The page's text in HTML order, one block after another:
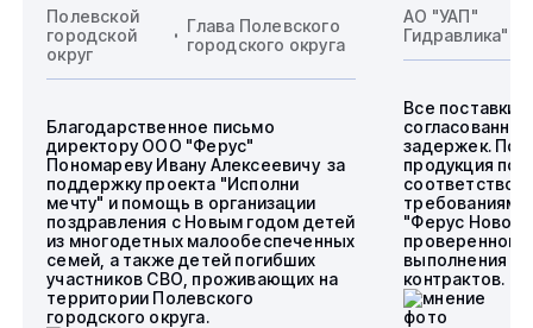
Полевской
городской
округ
Глава Полевского
городского округа
Благодарственное письмо
директору ООО "Ферус"
Пономареву Ивану Алексеевичу за
поддержку проекта "Исполни
мечту" и помощь в организации
поздравления с Новым годом детей
из многодетных малообеспеченных
семей, а также детей погибших
участников СВО, проживающих на
территории Полевского
городского округа.
АО "УАП"
Гидравлика"
Все поставки
задержек.
продукция
требованиям.
"Ферус
проверенного
выполнения
контрактов.